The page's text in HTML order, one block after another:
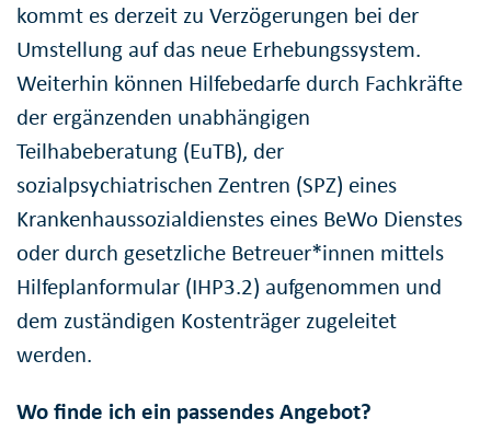
kommt es derzeit zu Verzögerungen bei der
Umstellung auf das neue Erhebungssystem.
Weiterhin können Hilfebedarfe durch Fachkräfte
der ergänzenden unabhängigen
Teilhabeberatung (EuTB), der
sozialpsychiatrischen Zentren (SPZ) eines
Krankenhaussozialdienstes eines BeWo Dienstes
oder durch gesetzliche Betreuer*innen mittels
Hilfeplanformular (IHP3.2) aufgenommen und
dem zuständigen Kostenträger zugeleitet
werden.
Wo finde ich ein passendes Angebot?